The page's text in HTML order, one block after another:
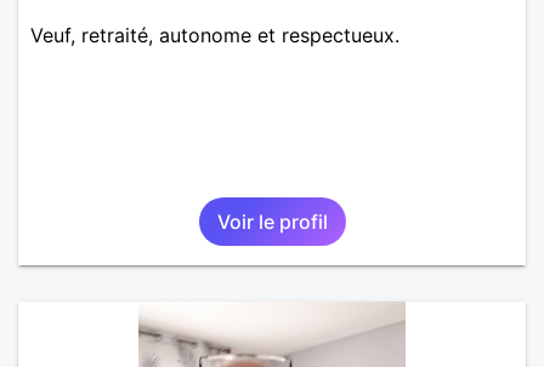
Veuf, retraité, autonome et respectueux.
Voir le profil